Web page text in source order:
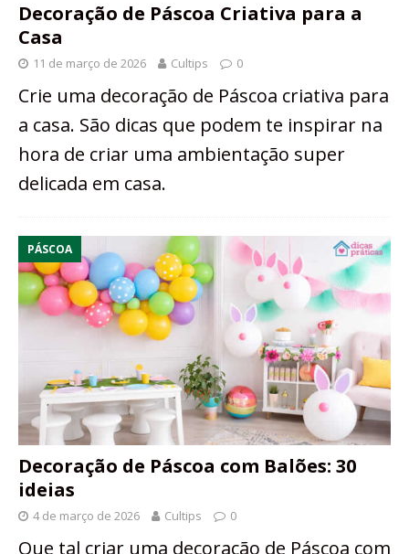
Decoração de Páscoa Criativa para a
Casa
11 de março de 2026 Cultips 0
Crie uma decoração de Páscoa criativa para
a casa. São dicas que podem te inspirar na
hora de criar uma ambientação super
delicada em casa.
PÁSCOA
Decoração de Páscoa com Balões: 30
ideias
4 de março de 2026 Cultips 0
Que tal criar uma decoração de Páscoa com